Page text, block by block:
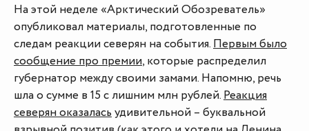
На этой неделе «Арктический Обозреватель»
опубликовал материалы, подготовленные по
следам реакции северян на события. Первым было
сообщение про премии, которые распределил
губернатор между своими замами. Напомню, речь
шла о сумме в 15 с лишним млн рублей. Реакция
северян оказалась удивительной – буквальной